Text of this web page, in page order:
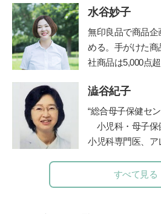
由流里舎農園
認。Twitterも更新
水谷妙子
無印良品で商品企
める。手がけた商
社商品は5,000点
納サービスやお片
ら、雑誌やWebで
1万人を超える
い整理収納アイデ
http://
澁谷紀子
“総合母子保健セ
小児科・母子保
小児科専門医、ア
東日本関東病院
人の女の子の母で
すべて見る